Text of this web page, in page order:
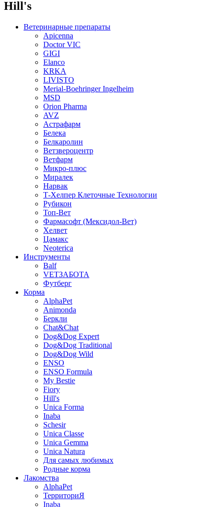
Hill's
Ветеринарные препараты
Apicenna
Doctor VIC
GIGI
Elanco
KRKA
LIVISTO
Merial-Boehringer Ingelheim
MSD
Orion Pharma
AVZ
Астрафарм
Белека
Белкаролин
Ветзвероцентр
Ветфарм
Микро-плюс
Миралек
Нарвак
Т-Хелпер Клеточные Технологии
Рубикон
Топ-Вет
Фармасофт (Мексидол-Вет)
Хелвет
Цамакс
Neoterica
Инструменты
Balf
VETЗАБОТА
Футберг
Корма
AlphaPet
Animonda
Беркли
Chat&Chat
Dog&Dog Expert
Dog&Dog Traditional
Dog&Dog Wild
ENSO
ENSO Formula
My Bestie
Fiory
Hill's
Unica Forma
Inaba
Schesir
Unica Classe
Unica Gemma
Unica Natura
Для самых любимых
Родные корма
Лакомства
AlphaPet
ТерриториЯ
Inaba